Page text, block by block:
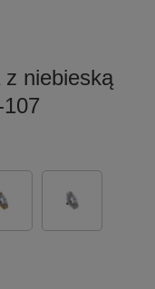
z niebieską